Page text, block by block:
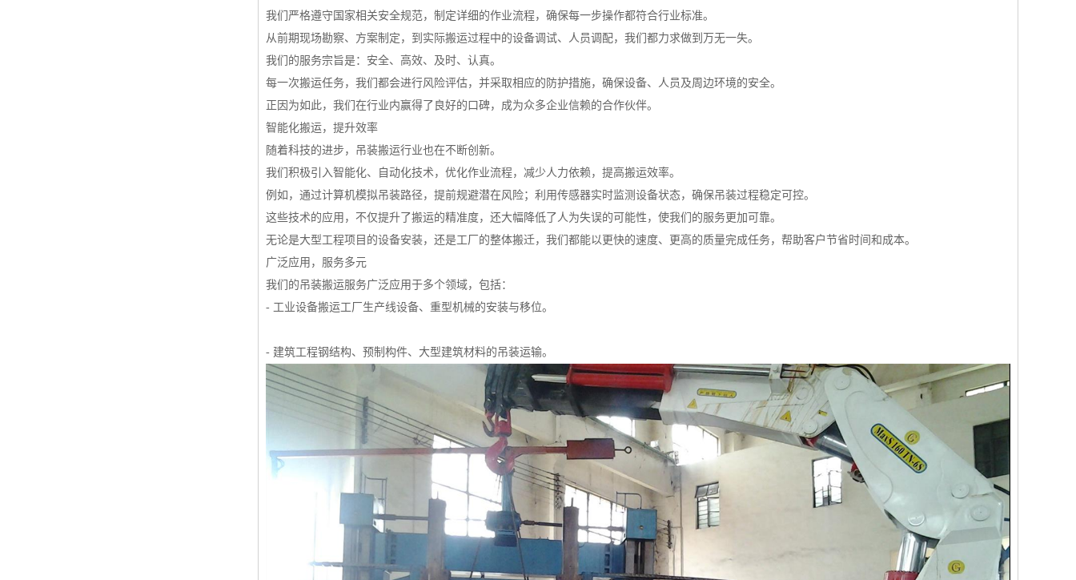
我们严格遵守国家相关安全规范，制定详细的作业流程，确保每一步操作都符合行业标准。
从前期现场勘察、方案制定，到实际搬运过程中的设备调试、人员调配，我们都力求做到万无一失。
我们的服务宗旨是：安全、高效、及时、认真。
每一次搬运任务，我们都会进行风险评估，并采取相应的防护措施，确保设备、人员及周边环境的安全。
正因为如此，我们在行业内赢得了良好的口碑，成为众多企业信赖的合作伙伴。
智能化搬运，提升效率
随着科技的进步，吊装搬运行业也在不断创新。
我们积极引入智能化、自动化技术，优化作业流程，减少人力依赖，提高搬运效率。
例如，通过计算机模拟吊装路径，提前规避潜在风险；利用传感器实时监测设备状态，确保吊装过程稳定可控。
这些技术的应用，不仅提升了搬运的精准度，还大幅降低了人为失误的可能性，使我们的服务更加可靠。
无论是大型工程项目的设备安装，还是工厂的整体搬迁，我们都能以更快的速度、更高的质量完成任务，帮助客户节省时间和成本。
广泛应用，服务多元
我们的吊装搬运服务广泛应用于多个领域，包括：
- 工业设备搬运工厂生产线设备、重型机械的安装与移位。
- 建筑工程钢结构、预制构件、大型建筑材料的吊装运输。